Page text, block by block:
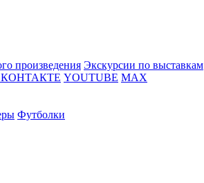
произведения Экскурсии по выставкам
YOUTUBE MAX
Футболки